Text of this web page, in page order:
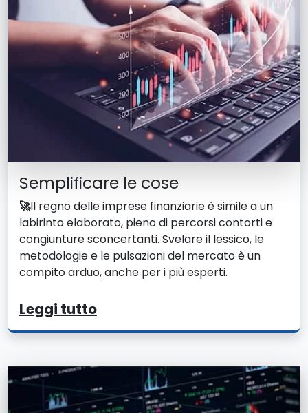
Semplificare le cose
🚀Il regno delle imprese finanziarie è simile a un
labirinto elaborato, pieno di percorsi contorti e
congiunture sconcertanti. Svelare il lessico, le
metodologie e le pulsazioni del mercato è un
compito arduo, anche per i più esperti.
Leggi tutto